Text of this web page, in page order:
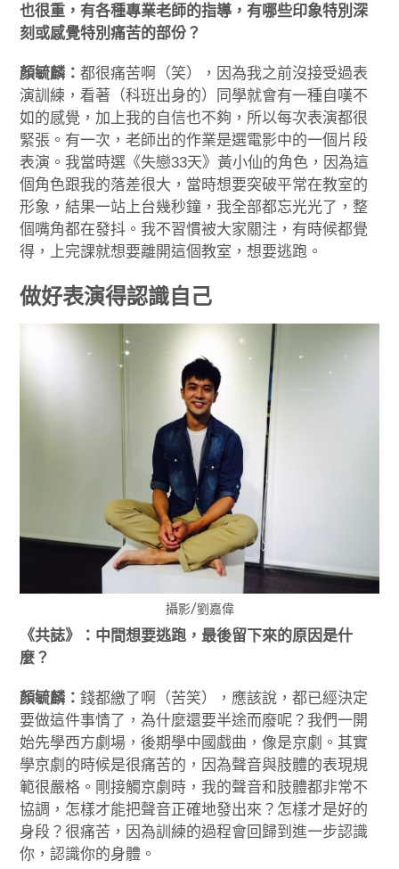
也很重，有各種專業老師的指導，有哪些印象特別深
刻或感覺特別痛苦的部份？
顏毓麟：都很痛苦啊（笑），因為我之前沒接受過表
演訓練，看著（科班出身的）同學就會有一種自嘆不
如的感覺，加上我的自信也不夠，所以每次表演都很
緊張。有一次，老師出的作業是選電影中的一個片段
表演。我當時選《失戀33天》黃小仙的角色，因為這
個角色跟我的落差很大，當時想要突破平常在教室的
形象，結果一站上台幾秒鐘，我全部都忘光光了，整
個嘴角都在發抖。我不習慣被大家關注，有時候都覺
得，上完課就想要離開這個教室，想要逃跑。
做好表演得認識自己
攝影/劉嘉偉
《共誌》：中間想要逃跑，最後留下來的原因是什
麼？
顏毓麟：錢都繳了啊（苦笑），應該說，都已經決定
要做這件事情了，為什麼還要半途而廢呢？我們一開
始先學西方劇場，後期學中國戲曲，像是京劇。其實
學京劇的時候是很痛苦的，因為聲音與肢體的表現規
範很嚴格。剛接觸京劇時，我的聲音和肢體都非常不
協調，怎樣才能把聲音正確地發出來？怎樣才是好的
身段？很痛苦，因為訓練的過程會回歸到進一步認識
你，認識你的身體。